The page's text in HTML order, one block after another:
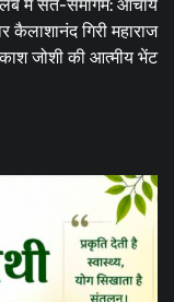
में संत-समागम: आचार्य
कैलाशानंद गिरी महाराज
जोशी की आत्मीय भेंट